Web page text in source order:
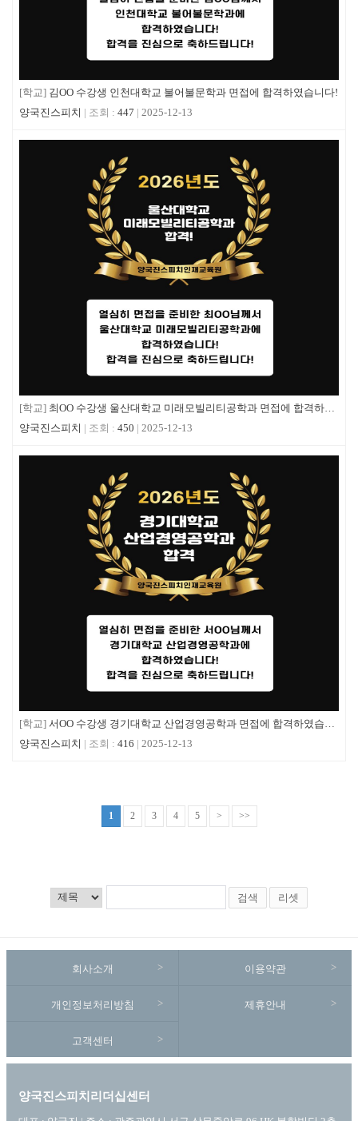
[학교] 김OO 수강생 인천대학교 불어불문학과 면접에 합격하였습니다!
양국진스피치
447 2025-12-13
[학교] 최OO 수강생 울산대학교 미래모빌리티공학과 면접에 합격하였습니다!
양국진스피치
450 2025-12-13
[학교] 서OO 수강생 경기대학교 산업경영공학과 면접에 합격하였습니다!
양국진스피치
416 2025-12-13
1 2 3 4 5 > >>
검색 리셋
회사소개 이용약관
개인정보처리방침 제휴안내
고객센터
양국진스피치리더십센터